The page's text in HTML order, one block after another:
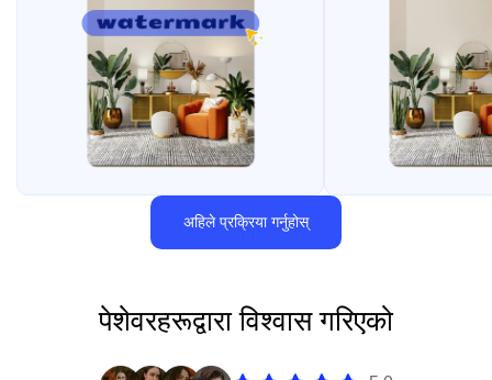
अहिले प्रक्रिया गर्नुहोस्
पेशेवरहरूद्वारा विश्वास गरिएको